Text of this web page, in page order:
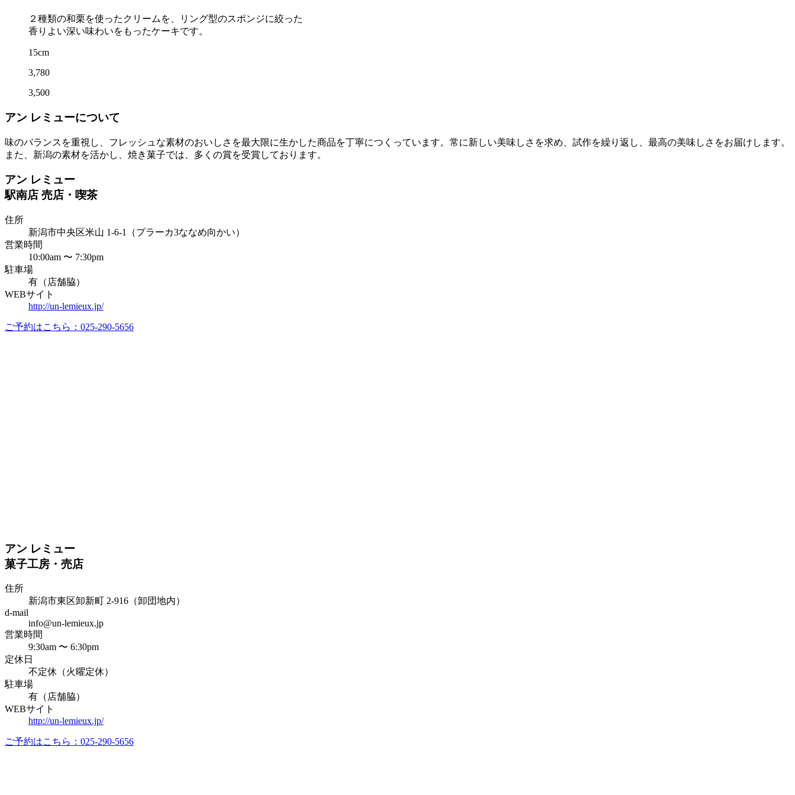
２種類の和栗を使ったクリームを、リング型のスポンジに絞った
香りよい深い味わいをもったケーキです。
15cm
3,780
3,500
アン レミューについて
味のバランスを重視し、フレッシュな素材のおいしさを最大限に生かした商品を丁寧につくっています。常に新しい美味しさを求め、試作を繰り返し、最高の美味しさをお届けします。
また、新潟の素材を活かし、焼き菓子では、多くの賞を受賞しております。
アン レミュー
駅南店 売店・喫茶
住所
新潟市中央区米山 1-6-1（プラーカ3ななめ向かい）
営業時間
10:00am 〜 7:30pm
駐車場
有（店舗脇）
WEBサイト
http://un-lemieux.jp/
ご予約はこちら：025-290-5656
アン レミュー
菓子工房・売店
住所
新潟市東区卸新町 2-916（卸団地内）
d-mail
info@un-lemieux.jp
営業時間
9:30am 〜 6:30pm
定休日
不定休（火曜定休）
駐車場
有（店舗脇）
WEBサイト
http://un-lemieux.jp/
ご予約はこちら：025-290-5656